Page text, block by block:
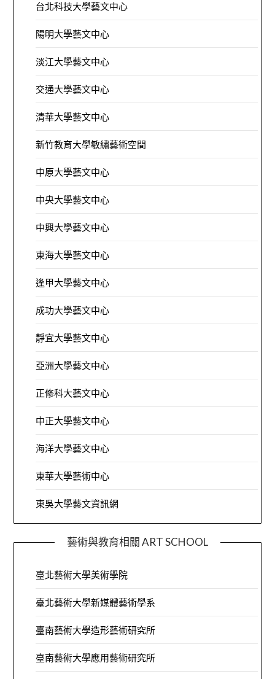
台北科技大學藝文中心
陽明大學藝文中心
淡江大學藝文中心
交通大學藝文中心
清華大學藝文中心
新竹教育大學敏繡藝術空間
中原大學藝文中心
中央大學藝文中心
中興大學藝文中心
東海大學藝文中心
逢甲大學藝文中心
成功大學藝文中心
靜宜大學藝文中心
亞洲大學藝文中心
正修科大藝文中心
中正大學藝文中心
海洋大學藝文中心
東華大學藝術中心
東吳大學藝文資訊網
藝術與教育相關 ART SCHOOL
臺北藝術大學美術學院
臺北藝術大學新媒體藝術學系
臺南藝術大學造形藝術研究所
臺南藝術大學應用藝術研究所